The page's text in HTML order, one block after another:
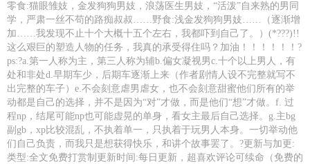
零食:猫眼雏妓，金发狗狗男妓，浪荡医生男妓，“活泼”自来熟的男同
学，严肃一丝不苟的路痴叔叔……野食:浅金发狗狗男妓……（逐渐增
加……我发现不止十个大概十五个左右，我都吓到自己了。）(*???)!!
这么艰巨的塑造人物的任务，我真的承受得住吗？加油！！！！！！?
ps:?a.第一人称为主，第三人称为辅b.偏女凝视男c.十个以上男人，有
处和非处d.早期车少，后期车逐渐上来（作者剧情人设不完整就写不
出完整的车子）e.不会刻意虐男虐女，也不会刻意甜蜜他们所有的举
动都是自己的选择，并不是因为“对”才做，而是他们“想”才做。f. 过
程np，结尾可能np也可能虚晃的单身，看女主最后自己选择。g.主bg
副gb，xp比较混乱，不执着单一，只执着于玩男人本身。一切举动他
们自己负责，而我只是想获得快乐，和讲个故事罢了。?更新与加更:
类型:全文免费打赏制更新时间:每日更新，超喜欢评论可续命（免费的